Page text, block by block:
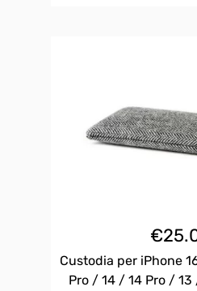
€
Custodia per iPhone
Pro / 14 / 14 Pro / 13